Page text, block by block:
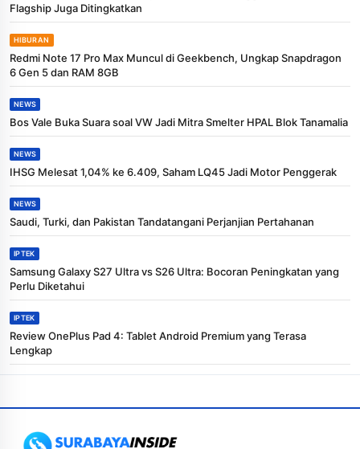
Flagship Juga Ditingkatkan
HIBURAN
Redmi Note 17 Pro Max Muncul di Geekbench, Ungkap Snapdragon
6 Gen 5 dan RAM 8GB
NEWS
Bos Vale Buka Suara soal VW Jadi Mitra Smelter HPAL Blok Tanamalia
NEWS
IHSG Melesat 1,04% ke 6.409, Saham LQ45 Jadi Motor Penggerak
NEWS
Saudi, Turki, dan Pakistan Tandatangani Perjanjian Pertahanan
IPTEK
Samsung Galaxy S27 Ultra vs S26 Ultra: Bocoran Peningkatan yang
Perlu Diketahui
IPTEK
Review OnePlus Pad 4: Tablet Android Premium yang Terasa
Lengkap